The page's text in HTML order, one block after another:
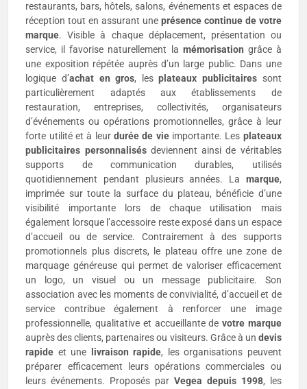
restaurants, bars, hôtels, salons, événements et espaces de
réception tout en assurant une présence continue de votre
marque. Visible à chaque déplacement, présentation ou
service, il favorise naturellement la mémorisation grâce à
une exposition répétée auprès d’un large public. Dans une
logique d’achat en gros, lesplateaux publicitaires sont
particulièrement adaptés aux établissements de
restauration, entreprises, collectivités, organisateurs
d’événements ou opérations promotionnelles, grâce à leur
forte utilité et à leur durée de vieimportante. Les plateaux
publicitaires personnalisésdeviennent ainsi de véritables
supports de communication durables, utilisés
quotidiennement pendant plusieurs années. La marque,
imprimée sur toute la surface du plateau, bénéficie d’une
visibilité importante lors de chaque utilisation mais
également lorsque l’accessoire reste exposé dans un espace
d’accueil ou de service. Contrairement à des supports
promotionnels plus discrets, le plateau offre une zone de
marquage généreuse qui permet de valoriser efficacement
un logo, un visuel ou un message publicitaire. Son
association avec les moments de convivialité, d’accueil et de
service contribue également à renforcer une image
professionnelle, qualitative et accueillante devotre marque
auprès des clients, partenaires ou visiteurs. Grâce à un devis
rapide et une livraison rapide, les organisations peuvent
préparer efficacement leurs opérations commerciales ou
leurs événements. Proposés par Vegea depuis 1998, les